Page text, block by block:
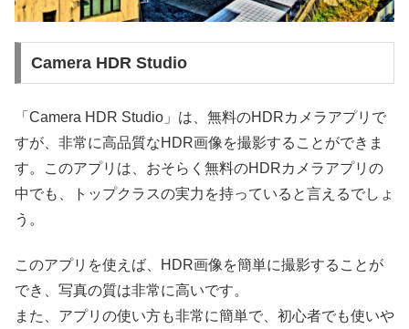
Camera HDR Studio
「Camera HDR Studio」は、無料のHDRカメラアプリで
すが、非常に高品質なHDR画像を撮影することができま
す。このアプリは、おそらく無料のHDRカメラアプリの
中でも、トップクラスの実力を持っていると言えるでしょ
う。
このアプリを使えば、HDR画像を簡単に撮影することが
でき、写真の質は非常に高いです。
また、アプリの使い方も非常に簡単で、初心者でも使いや